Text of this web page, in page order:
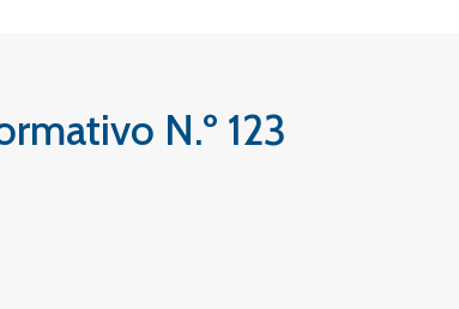
N.º 123